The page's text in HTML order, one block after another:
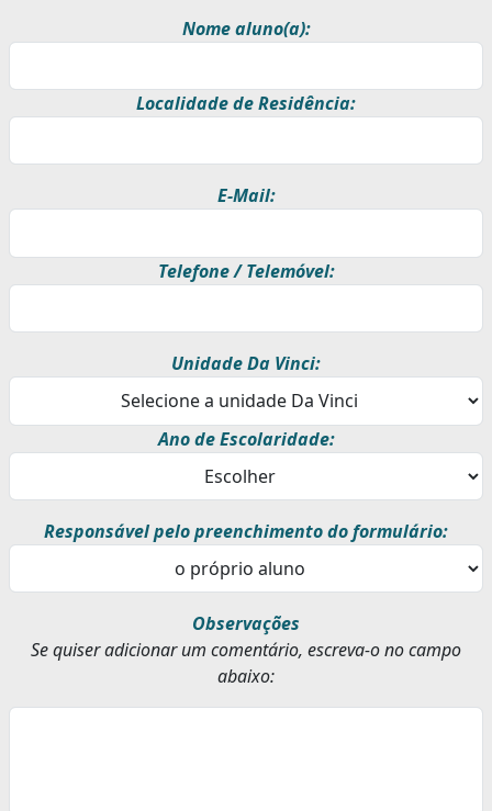
Nome aluno(a):
Localidade de Residência:
E-Mail:
Telefone / Telemóvel:
Unidade Da Vinci:
Ano de Escolaridade:
Responsável pelo preenchimento do formulário:
Observações
Se quiser adicionar um comentário, escreva-o no campo
abaixo: